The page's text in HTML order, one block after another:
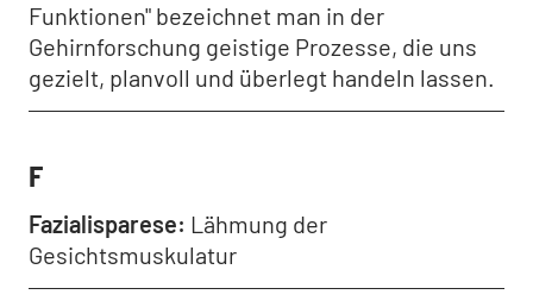
Funktionen" bezeichnet man in der
Gehirnforschung geistige Prozesse, die uns
gezielt, planvoll und überlegt handeln lassen.
F
Fazialisparese Lähmung der
Gesichtsmuskulatur